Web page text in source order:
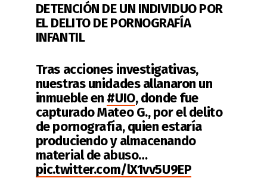
DETENCIÓN DE UN INDIVIDUO POR
EL DELITO DE PORNOGRAFÍA
INFANTIL
Tras acciones investigativas,
nuestras unidades allanaron un
inmueble en #UIO, donde fue
capturado Mateo G., por el delito
de pornografía, quien estaría
produciendo y almacenando
material de abuso…
pic.twitter.com/lX1vv5U9EP